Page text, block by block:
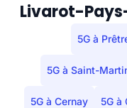
Livarot-
5G à
5G à Saint-
5G à Cernay 5G à